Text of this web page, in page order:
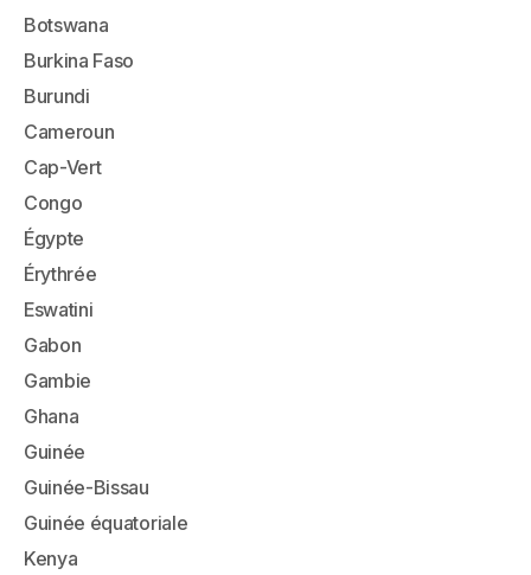
Botswana
Burkina Faso
Burundi
Cameroun
Cap-Vert
Congo
Égypte
Érythrée
Eswatini
Gabon
Gambie
Ghana
Guinée
Guinée-Bissau
Guinée équatoriale
Kenya